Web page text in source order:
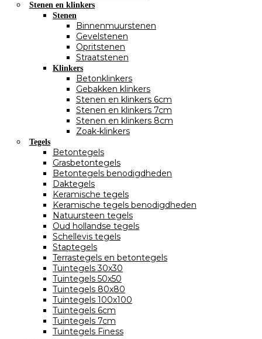
Stenen en klinkers
Stenen
Binnenmuurstenen
Gevelstenen
Opritstenen
Straatstenen
Klinkers
Betonklinkers
Gebakken klinkers
Stenen en klinkers 6cm
Stenen en klinkers 7cm
Stenen en klinkers 8cm
Zoak-klinkers
Tegels
Betontegels
Grasbetontegels
Betontegels benodigdheden
Daktegels
Keramische tegels
Keramische tegels benodigdheden
Natuursteen tegels
Oud hollandse tegels
Schellevis tegels
Staptegels
Terrastegels en betontegels
Tuintegels 30x30
Tuintegels 50x50
Tuintegels 80x80
Tuintegels 100x100
Tuintegels 6cm
Tuintegels 7cm
Tuintegels Finess